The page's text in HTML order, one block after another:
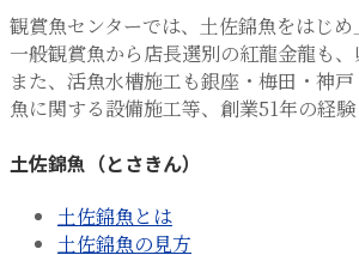
観賞魚センターでは、土佐錦魚をはじめ
一般観賞魚から店長選別の紅龍金龍も、
また、活魚水槽施工も銀座・梅田・神
魚に関する設備施工等、創業51年の経
土佐錦魚（とさきん）
土佐錦魚とは
土佐錦魚の見方